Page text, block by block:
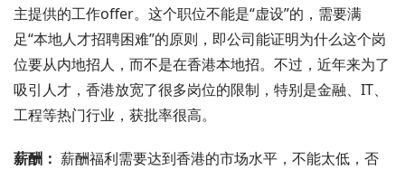
主提供的工作offer。这个职位不能是“虚设”的，需要满
足“本地人才招聘困难”的原则，即公司能证明为什么这个岗
位要从内地招人，而不是在香港本地招。不过，近年来为了
吸引人才，香港放宽了很多岗位的限制，特别是金融、IT、
工程等热门行业，获批率很高。
薪酬： 薪酬福利需要达到香港的市场水平，不能太低，否